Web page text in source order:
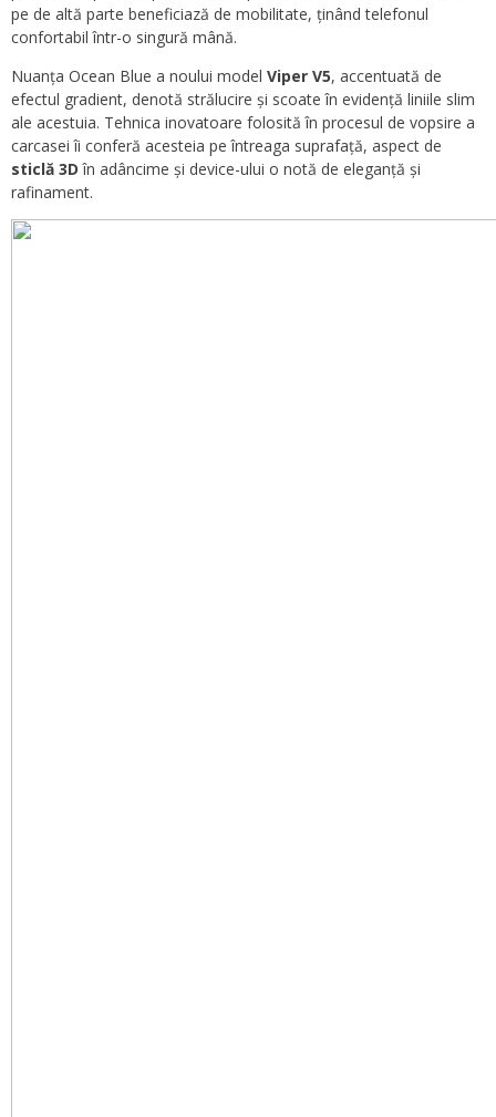
pe de altă parte beneficiază de mobilitate, ținând telefonul
confortabil într-o singură mână.
Nuanța Ocean Blue a noului model Viper V5, accentuată de
efectul gradient, denotă strălucire și scoate în evidență liniile slim
ale acestuia. Tehnica inovatoare folosită în procesul de vopsire a
carcasei îi conferă acesteia pe întreaga suprafață, aspect de
sticlă 3D în adâncime și device-ului o notă de eleganță și
rafinament.